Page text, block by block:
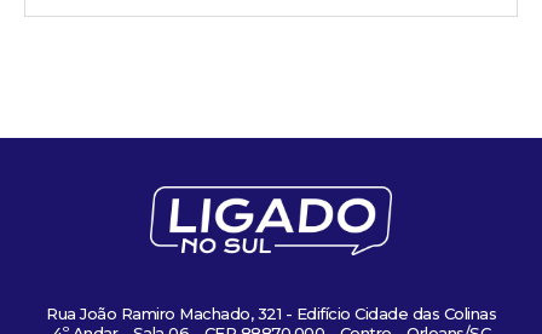
Rua João Ramiro Machado, 321 - Edifício Cidade das Colinas